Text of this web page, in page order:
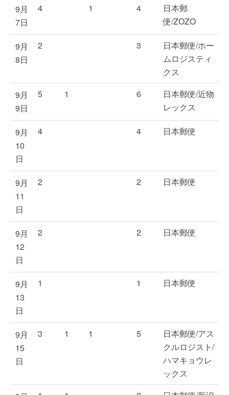
9月
7日
4 1 4
日本郵
便/ZOZO
9月
8日
2 3
日本郵便/ホー
ムロジスティ
クス
9月
9日
5 1 6
日本郵便/近物
レックス
9月
10
日
4 4 日本郵便
9月
11
日
2 2 日本郵便
9月
12
日
2 2 日本郵便
9月
13
日
1 1 日本郵便
9月
15
日
3 1 1 5
日本郵便/アス
クルロジスト/
ハマキョウレ
ックス